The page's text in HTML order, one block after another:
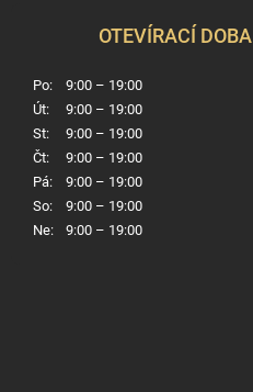
OTEVÍRACÍ DOBA
Po:
9:00 – 19:00
Út:
9:00 – 19:00
St:
9:00 – 19:00
Čt:
9:00 – 19:00
Pá:
9:00 – 19:00
So:
9:00 – 19:00
Ne:
9:00 – 19:00